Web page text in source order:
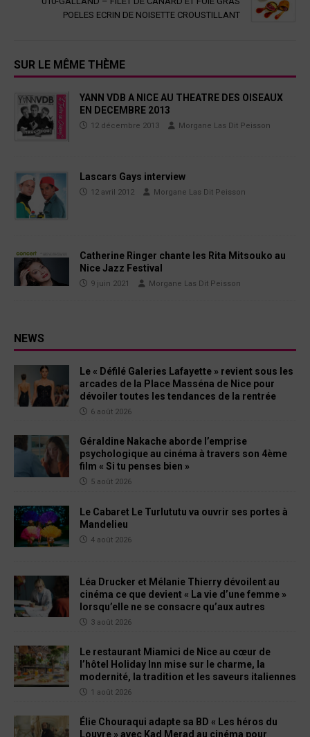
POELES ECRIN DE NOISETTE CROUSTILLANT
SUR LE MÊME THÈME
YANN VDB A NICE AU THEATRE DES OISEAUX
EN DECEMBRE 2013
12 décembre 2013 Morgane Las Dit Peisson
Lascars Gays interview
12 avril 2012 Morgane Las Dit Peisson
Catherine Ringer chante les Rita Mitsouko au
Nice Jazz Festival
9 juin 2021 Morgane Las Dit Peisson
NEWS
Le « Défilé Galeries Lafayette » revient sous les
arcades de la Place Masséna de Nice pour
dévoiler toutes les tendances de la rentrée
6 août 2026
Géraldine Nakache aborde l’emprise
psychologique au cinéma à travers son 4ème
film « Si tu penses bien »
5 août 2026
Le Cabaret Le Turlututu va ouvrir ses portes à
Mandelieu
4 août 2026
Léa Drucker et Mélanie Thierry dévoilent au
cinéma ce que devient « La vie d’une femme »
lorsqu’elle ne se consacre qu’aux autres
3 août 2026
Le restaurant Miamici de Nice au cœur de
l’hôtel Holiday Inn mise sur le charme, la
modernité, la tradition et les saveurs italiennes
1 août 2026
Élie Chouraqui adapte sa BD « Les héros du
Louvre » avec Kad Merad au cinéma pour